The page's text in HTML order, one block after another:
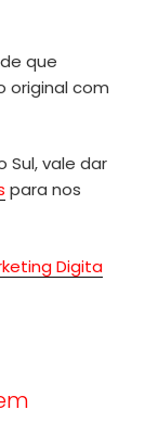
que
original com
Sul, vale dar
para nos
Digita